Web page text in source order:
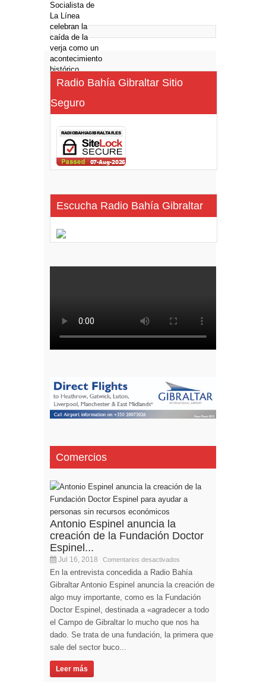
Radio Bahía Gibraltar Sitio
Seguro
Escucha Radio Bahía Gibraltar
Comercios
Antonio Espinel anuncia la
creación de la Fundación Doctor
Espinel...
Jul 16, 2018 Comentarios desactivados
En la entrevista concedida a Radio Bahía
Gibraltar Antonio Espinel anuncia la creación de
algo muy importante, como es la Fundación
Doctor Espinel, destinada a «agradecer a todo
el Campo de Gibraltar lo mucho que nos ha
dado. Se trata de una fundación, la primera que
sale del sector buco...
Leer más